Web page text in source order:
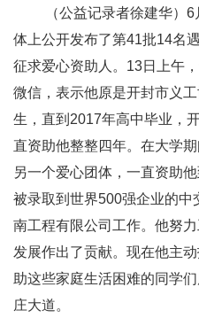
（公益记录者徐建华）6
体上公开发布了第41批14名
征求爱心资助人。13日上午
微信，表示他原是开封市义
生，直到2017年高中毕业，
直资助他整整四年。在大学
另一个爱心团体，一直资助
被录取到世界500强企业的
南工程有限公司工作。他努
发展作出了贡献。现在他主
助这些家庭生活困难的同学
庄大道。